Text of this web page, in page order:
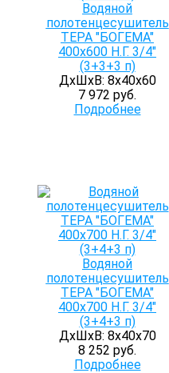
Водяной
полотенцесушитель
ТЕРА "БОГЕМА"
400х600 Н.Г. 3/4"
(3+3+3 п)
ДхШхВ: 8х40х60
7 972 руб.
Подробнее
Водяной
полотенцесушитель
ТЕРА "БОГЕМА"
400х700 Н.Г. 3/4"
(3+4+3 п)
ДхШхВ: 8х40х70
8 252 руб.
Подробнее